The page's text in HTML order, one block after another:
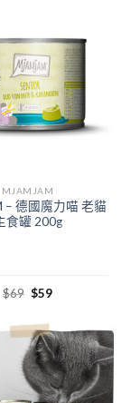
MJAMJAM
– 德國魔力喵 老貓
食罐 200g
$69 $59